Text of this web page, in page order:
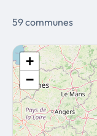
59 communes
+
−